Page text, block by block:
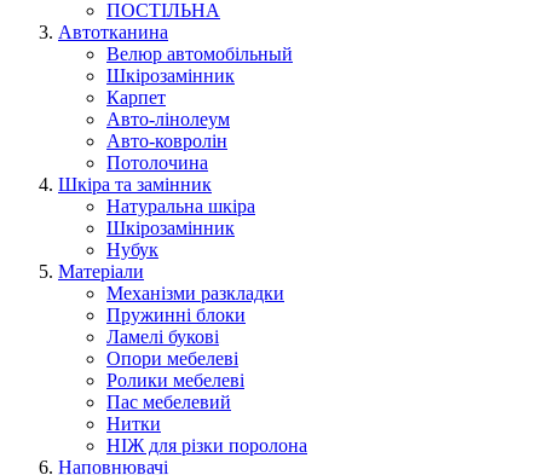
ПОСТІЛЬНА
Автотканина
Велюр автомобільный
Шкірозамінник
Карпет
Авто-лінолеум
Авто-ковролін
Потолочина
Шкіра та замінник
Натуральна шкіра
Шкірозамінник
Нубук
Матеріали
Механізми разкладки
Пружинні блоки
Ламелі букові
Опори мебелеві
Ролики мебелеві
Пас мебелевий
Нитки
НІЖ для різки поролона
Наповнювачі